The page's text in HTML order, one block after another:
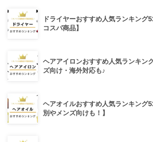
ドライヤーおすすめ人気ランキング
コスパ商品】
ヘアアイロンおすすめ人気ランキン
ズ向け・海外対応も♪
ヘアオイルおすすめ人気ランキング
別やメンズ向けも！】